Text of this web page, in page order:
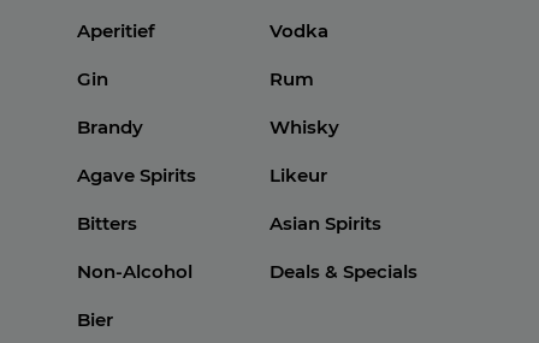
Aperitief Vodka
Gin Rum
Brandy Whisky
Agave Spirits Likeur
Bitters Asian Spirits
Non-Alcohol Deals & Specials
Bier